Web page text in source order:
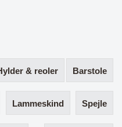
& reoler Barstole
Lammeskind Spejle